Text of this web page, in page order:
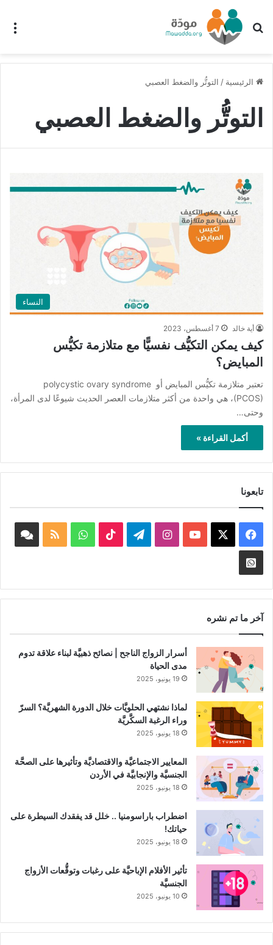
بحث عن
الرئيسية / التوتُّر والضغط العصبي
التوتُّر والضغط العصبي
النساء
أية خالد 7 أغسطس، 2023
كيف يمكن التكيُّف نفسيًّا مع متلازمة تكيُّس
المبايض؟
تعتبر متلازمة تكيُّس المبايض أو polycystic ovary syndrome
(PCOS)، هي واحدة من أكثر متلازمات العصر الحديث شيوعًا لدى المرأة،
وحتى…
أكمل القراءة »
تابعونا
فيسبوك ‫YouTubeانستقرامتيلقرام ‫TikTokواتسابملخص
Whatsapp
Channel
آخر ما تم نشره
أسرار الزواج الناجح | نصائح ذهبيَّة لبناء علاقة تدوم
مدى الحياة
19 يونيو، 2025
لماذا نشتهي الحلويَّات خلال الدورة الشهريَّة؟ السرّ
وراء الرغبة السكَّريَّة
18 يونيو، 2025
المعايير الاجتماعيَّة والاقتصاديَّة وتأثيرها على الصحَّة
الجنسيَّة والإنجابيَّة في الأردن
18 يونيو، 2025
اضطراب باراسومنيا .. خلل قد يفقدك السيطرة على
حياتك!
18 يونيو، 2025
تأثير الأفلام الإباحيَّة على رغبات وتوقُّعات الأزواج
الجنسيَّة
10 يونيو، 2025